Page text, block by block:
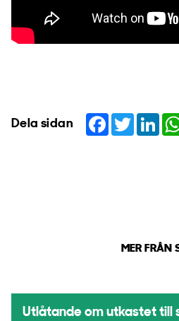
Dela sidan Facebook
Twitter
MER FRÅN
Utlåtande om utkastet till